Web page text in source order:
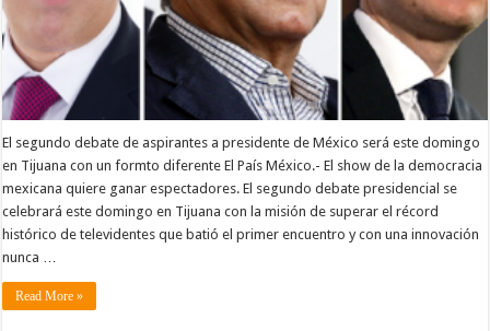
El segundo debate de aspirantes a presidente de México será este domingo
en Tijuana con un formto diferente El País México.- El show de la democracia
mexicana quiere ganar espectadores. El segundo debate presidencial se
celebrará este domingo en Tijuana con la misión de superar el récord
histórico de televidentes que batió el primer encuentro y con una innovación
nunca …
Read More »